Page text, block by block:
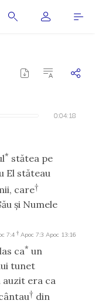
0:04:18
0:04:18
* stătea pe
El stăteau
care†
şi Numele
7:4 † Apoc 7:3 Apoc 13:16
ca* un
tunet
era ca
† din